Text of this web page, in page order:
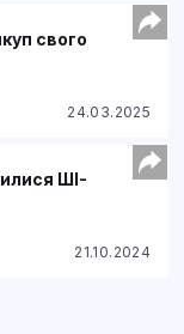
свого
24.03.2025
ШІ-
21.10.2024